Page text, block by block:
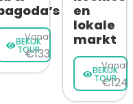
BEKIJK
TOUR
Vanaf
€133
en
lokale
markt
BEKIJK
TOUR
Vanaf
€124